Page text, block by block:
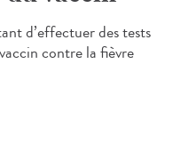
d’effectuer des tests
contre la fièvre